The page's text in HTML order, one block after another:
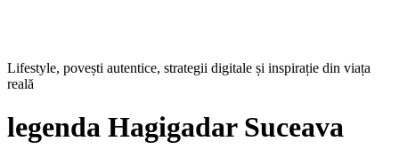
Lifestyle, povești autentice, strategii digitale și inspirație din viața
reală
legenda Hagigadar Suceava